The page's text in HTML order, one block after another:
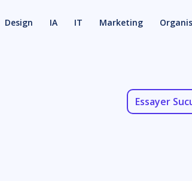
Design IA IT Marketing
Essayer